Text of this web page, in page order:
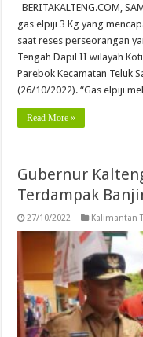
BERITAKALTENG.COM,
gas elpiji 3 Kg yang
saat reses perseorangan
Tengah Dapil II wilayah
Parebok Kecamatan Teluk
(26/10/2022). “Gas elpiji
Read More »
Gubernur
Terdampak
27/10/2022 Kalimantan